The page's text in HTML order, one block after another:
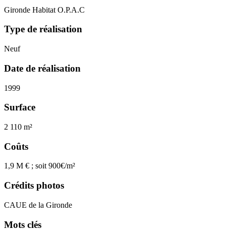
Gironde Habitat O.P.A.C
Type de réalisation
Neuf
Date de réalisation
1999
Surface
2 110 m²
Coûts
1,9 M € ; soit 900€/m²
Crédits photos
CAUE de la Gironde
Mots clés